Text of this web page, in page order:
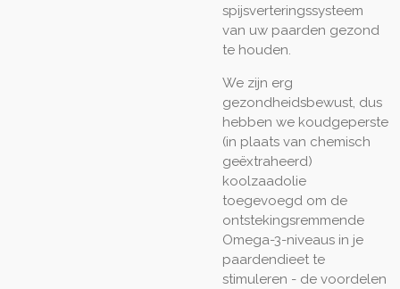
spijsverteringssysteem
van uw paarden gezond
te houden.
We zijn erg
gezondheidsbewust, dus
hebben we koudgeperste
(in plaats van chemisch
geëxtraheerd)
koolzaadolie
toegevoegd om de
ontstekingsremmende
Omega-3-niveaus in je
paardendieet te
stimuleren - de voordelen